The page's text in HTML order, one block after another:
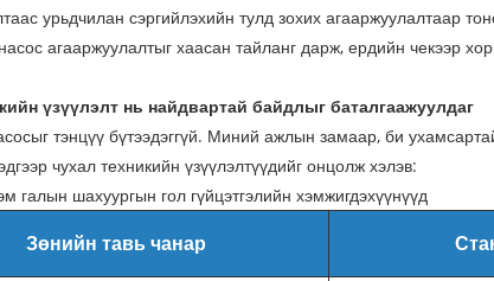
урьдчилан сэргийлэхийн тулд зохих агааржуулалтаар
агааржуулалтыг хаасан тайланг дарж, ердийн чекээр
үзүүлэлт нь найдвартай байдлыг баталгаажуулдаг
тэнцүү бүтээдэггүй. Миний ажлын замаар, би
чухал техникийн үзүүлэлтүүдийг онцолж хэлэв:
галын шахуургын гол гүйцэтгэлийн хэмжигдэхүүнүүд
Зөнийн тавь чанар